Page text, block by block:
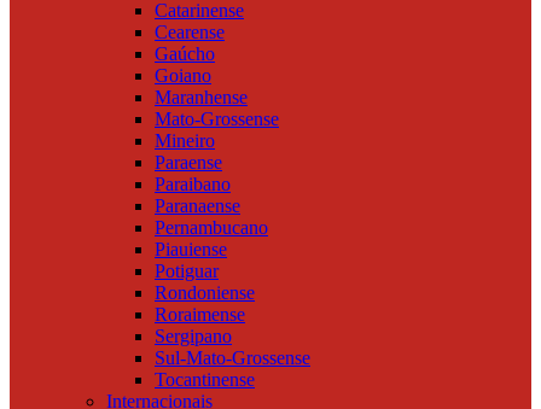
Catarinense
Cearense
Gaúcho
Goiano
Maranhense
Mato-Grossense
Mineiro
Paraense
Paraibano
Paranaense
Pernambucano
Piauiense
Potiguar
Rondoniense
Roraimense
Sergipano
Sul-Mato-Grossense
Tocantinense
Internacionais